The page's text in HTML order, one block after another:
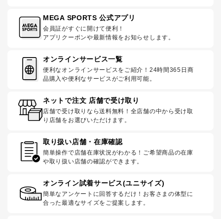
MEGA SPORTS 公式アプリ
会員証がすぐに開けて便利！
アプリクーポンや最新情報をお知らせします。
オンラインサービス一覧
便利なオンラインサービスをご紹介！24時間365日商
品購入や便利なサービスがご利用可能。
ネットで注文 店舗で受け取り
店舗で受け取りなら送料無料！全店舗の中から受け取
り店舗をお選びいただけます。
取り扱い店舗・在庫確認
簡単操作で店舗在庫状況がわかる！ご希望商品の在庫
や取り扱い店舗の確認ができます。
オンライン試着サービス(ユニサイズ)
簡単なアンケートに回答するだけ！お客さまの体型に
合った最適なサイズをご提案します。